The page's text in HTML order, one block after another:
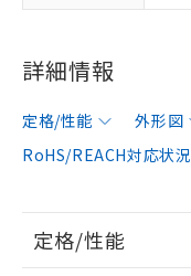
詳細情報
定格/性能 外形図
RoHS/REACH対応状況
定格/性能